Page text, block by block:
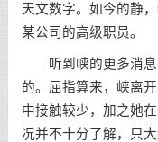
天文数字。如今的静
某公司的高级职员。
听到峡的更多消息
的。屈指算来，峡离
中接触较少，加之她
况并不十分了解，只